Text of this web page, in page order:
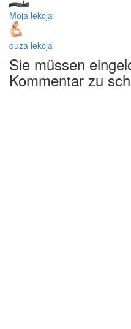
Moja lekcja
duża lekcja
Sie müssen
Kommentar zu